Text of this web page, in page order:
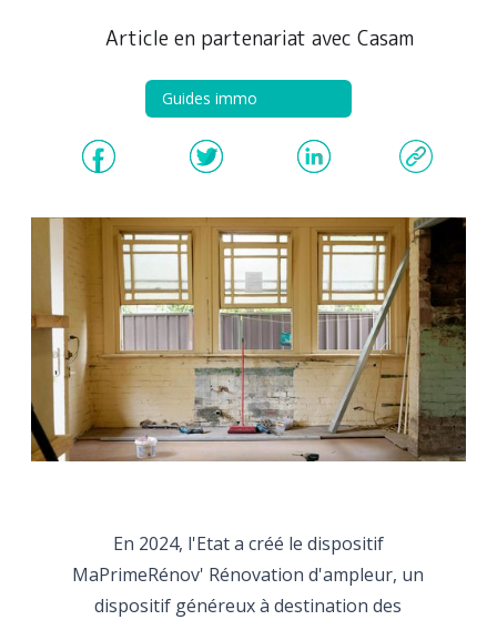
Article en partenariat avec Casam
Guides immo
En 2024, l'Etat a créé le dispositif
MaPrimeRénov' Rénovation d'ampleur, un
dispositif généreux à destination des